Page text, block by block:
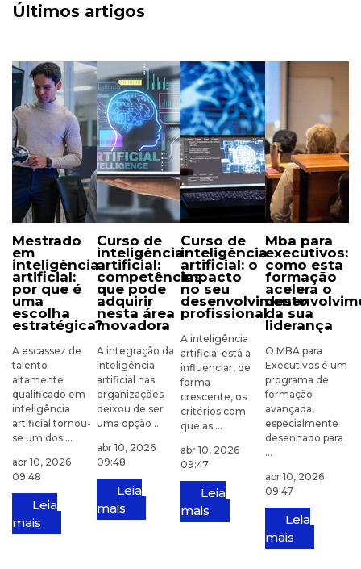
Últimos artigos
mestrado
em
inteligência
artificial:
por que é
uma
escolha
estratégica?
A escassez de
talento
altamente
qualificado em
inteligência
artificial tornou-
se um dos ...
abr 10, 2026
09:48
Leia
mais
curso de
inteligência
artificial:
competências
que pode
adquirir
nesta área
inovadora
A integração da
inteligência
artificial nas
organizações
deixou de ser
uma opção ...
abr 10, 2026
09:48
Leia
mais
curso de
inteligência
artificial: o
impacto
no seu
desenvolvimento
profissional
A inteligência
artificial está a
influenciar, de
forma
crescente, os
critérios com
que as ...
abr 10, 2026
09:47
Leia
mais
mba para
executivos:
como esta
formação
acelera o
da sua
liderança
O MBA para
Executivos é um
programa de
formação
avançada,
especialmente
desenhado para
...
abr 10, 2026
09:47
Leia
mais